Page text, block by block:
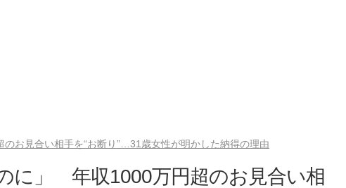
お見合い相手を“お断り”…31歳女性が明かした納得の理由
に」 年収1000万円超のお見合い相